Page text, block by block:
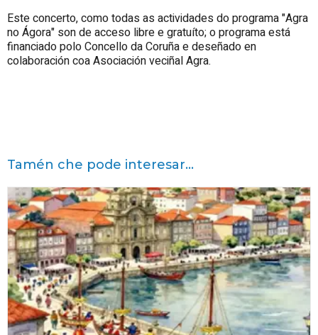
Este concerto, como todas as actividades do programa "Agra
no Ágora" son de acceso libre e gratuíto; o programa está
financiado polo Concello da Coruña e deseñado en
colaboración coa Asociación veciñal Agra.
Tamén che pode interesar...